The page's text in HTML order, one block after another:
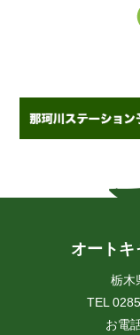
オートキ
栃木
TEL
お電